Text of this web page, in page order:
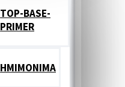
TOP-BASE-
PRIMER
ΗΜΙΜΟΝΙΜΑ